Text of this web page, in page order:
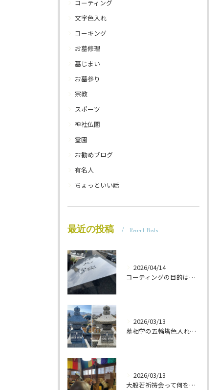
コーティング
文字色入れ
コーキング
お墓修理
墓じまい
お墓参り
宗教
スポーツ
神社仏閣
霊園
お勧めブログ
有名人
ちょっといい話
最近の投稿 Recent Posts
2026/04/14
コーティングの目的は 墓石を保護することです 岐阜のお墓掃除屋「磨き専隊」です
2026/03/13
墓相学の五輪塔色入れ 岐阜のお墓掃除屋「磨き専隊」です
2026/03/13
大般若祈祷会って何をするの？ 岐阜のお墓掃除屋「磨き専隊」です